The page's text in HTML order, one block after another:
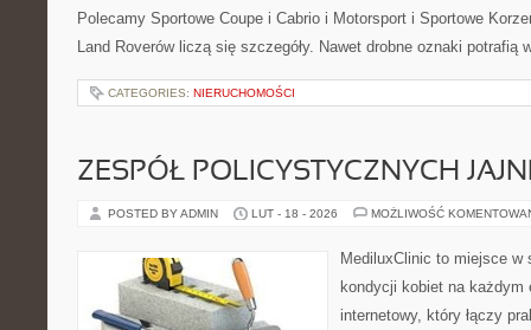
Polecamy Sportowe Coupe i Cabrio i Motorsport i Sportowe
Land Roverów liczą się szczegóły. Nawet drobne oznaki
CATEGORIES: NIERUCHOMOŚCI
ZESPÓŁ POLICYSTYCZNYCH
POSTED BY ADMIN LUT - 18 - 2026 MOŻLIWOŚĆ
MediluxClinic to miejsce
kondycji kobiet na każdym
internetowy, który łączy